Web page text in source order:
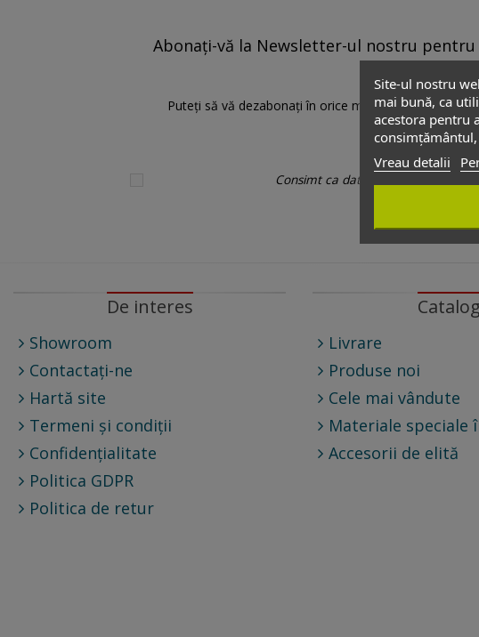
Site-ul nostru
mai bună, ca
acestora pentru
consimțământul,
Vreau detalii
Abonați-vă la Newsletter-ul nostru
Puteți să vă dezabonați în orice moment. Pentru
Consimt ca datele personale
De interes
Showroom
Contactați-ne
Hartă site
Termeni și condiții
Confidențialitate
Politica GDPR
Politica de retur
Catalog
Livrare
Produse noi
Cele mai vândute
Materiale speciale
Accesorii de elită